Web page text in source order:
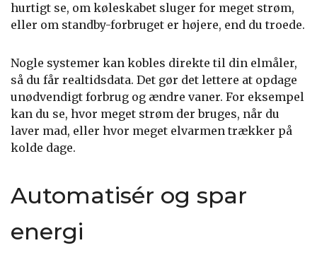
hurtigt se, om køleskabet sluger for meget strøm,
eller om standby-forbruget er højere, end du troede.
Nogle systemer kan kobles direkte til din elmåler,
så du får realtidsdata. Det gør det lettere at opdage
unødvendigt forbrug og ændre vaner. For eksempel
kan du se, hvor meget strøm der bruges, når du
laver mad, eller hvor meget elvarmen trækker på
kolde dage.
Automatisér og spar
energi